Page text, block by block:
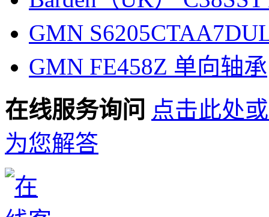
GMN
GMN FE458Z 单向轴承
在线服务询问 点击此处
为您解答